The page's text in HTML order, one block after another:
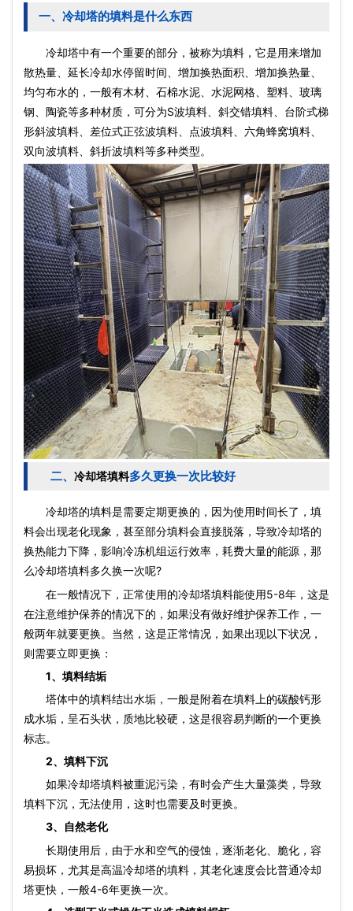
一、冷却塔的填料是什么东西
冷却塔中有一个重要的部分，被称为填料，它是用来增加
散热量、延长冷却水停留时间、增加换热面积、增加换热量、
均匀布水的，一般有木材、石棉水泥、水泥网格、塑料、玻璃
钢、陶瓷等多种材质，可分为S波填料、斜交错填料、台阶式梯
形斜波填料、差位式正弦波填料、点波填料、六角蜂窝填料、
双向波填料、斜折波填料等多种类型。
二、 冷却塔填料多久更换一次比较好
冷却塔的填料是需要定期更换的，因为使用时间长了，填
料会出现老化现象，甚至部分填料会直接脱落，导致冷却塔的
换热能力下降，影响冷冻机组运行效率，耗费大量的能源，那
么冷却塔填料多久换一次呢?
在一般情况下，正常使用的冷却塔填料能使用5-8年，这是
在注意维护保养的情况下的，如果没有做好维护保养工作，一
般两年就要更换。当然，这是正常情况，如果出现以下状况，
则需要立即更换：
1、填料结垢
塔体中的填料结出水垢，一般是附着在填料上的碳酸钙形
成水垢，呈石头状，质地比较硬，这是很容易判断的一个更换
标志。
2、填料下沉
如果冷却塔填料被重泥污染，有时会产生大量藻类，导致
填料下沉，无法使用，这时也需要及时更换。
3、自然老化
长期使用后，由于水和空气的侵蚀，逐渐老化、脆化，容
易损坏，尤其是高温冷却塔的填料，其老化速度会比普通冷却
塔更快，一般4-6年更换一次。